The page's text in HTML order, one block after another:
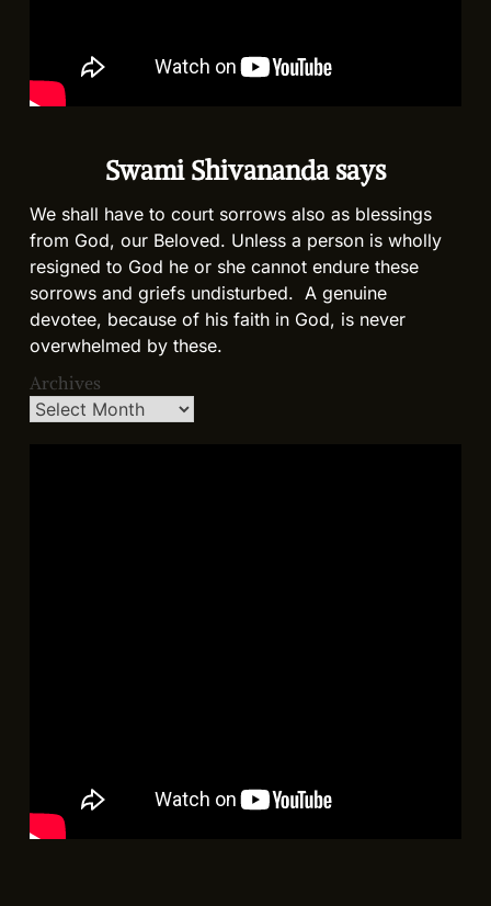
Swami Shivananda says
We shall have to court sorrows also as blessings
from God, our Beloved. Unless a person is wholly
resigned to God he or she cannot endure these
sorrows and griefs undisturbed. A genuine
devotee, because of his faith in God, is never
overwhelmed by these.
Archives